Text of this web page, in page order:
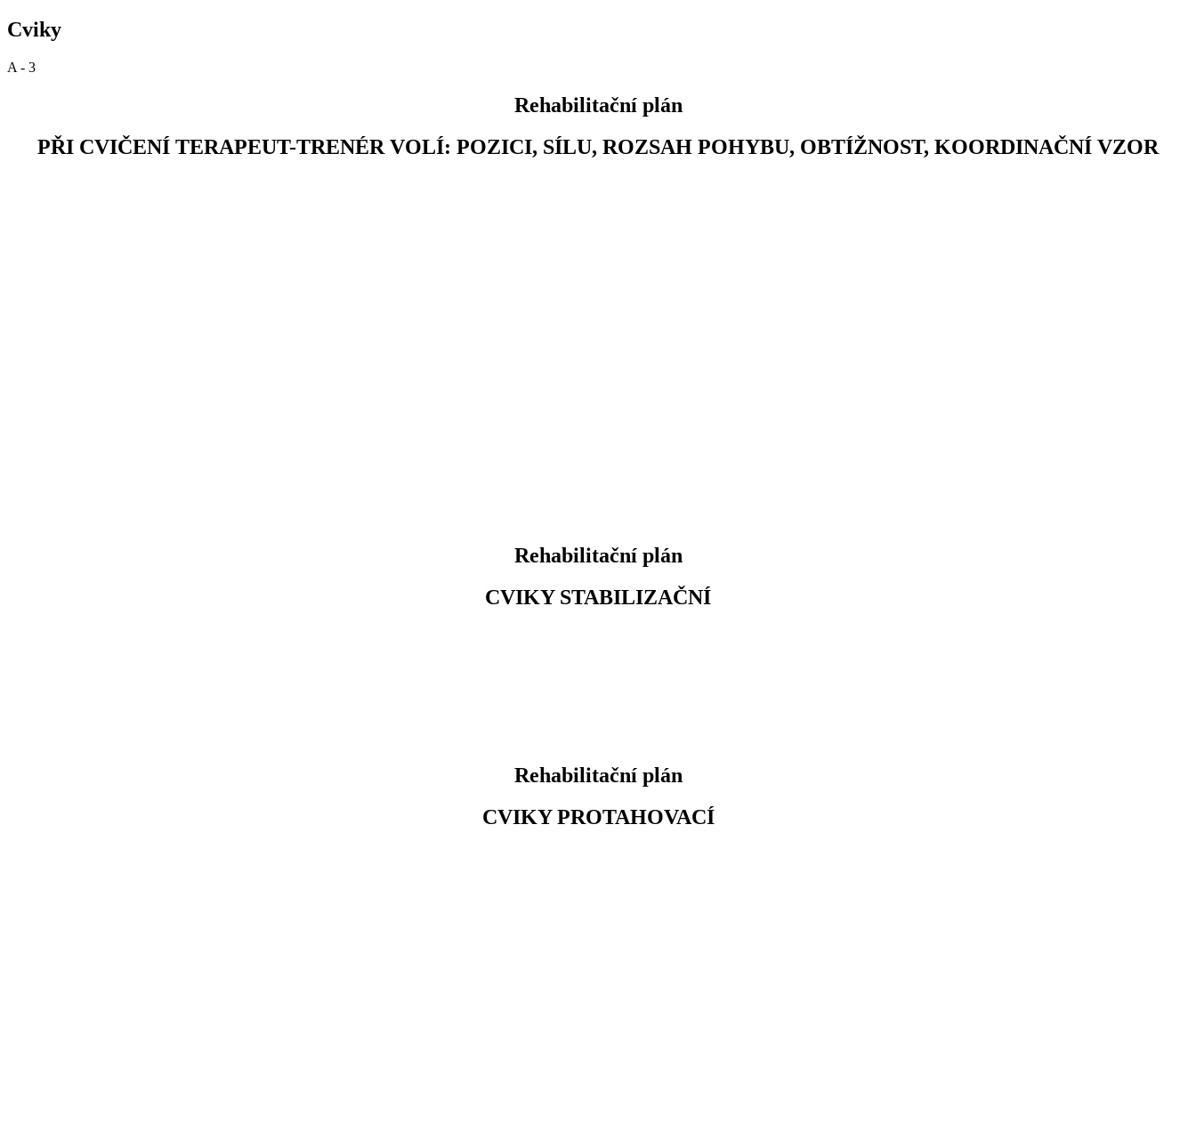
Cviky
A - 3
Rehabilitační plán
PŘI CVIČENÍ TERAPEUT-TRENÉR VOLÍ: POZICI, SÍLU, ROZSAH POHYBU, OBTÍŽNOST, KOORDINAČNÍ VZOR
Rehabilitační plán
CVIKY STABILIZAČNÍ
Rehabilitační plán
CVIKY PROTAHOVACÍ